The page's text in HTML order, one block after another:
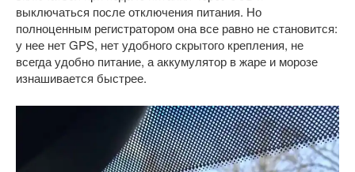
выключаться после отключения питания. Но
полноценным регистратором она все равно не становится:
у нее нет GPS, нет удобного скрытого крепления, не
всегда удобно питание, а аккумулятор в жаре и морозе
изнашивается быстрее.